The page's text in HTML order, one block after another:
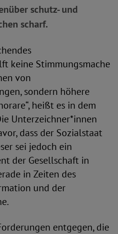
schutz- und
scharf.
keine Stimmungsmache
von
sondern höhere
heißt es in dem
Unterzeichner*innen
dass der Sozialstaat
sei jedoch ein
der Gesellschaft in
in Zeiten des
und der
entgegen, die